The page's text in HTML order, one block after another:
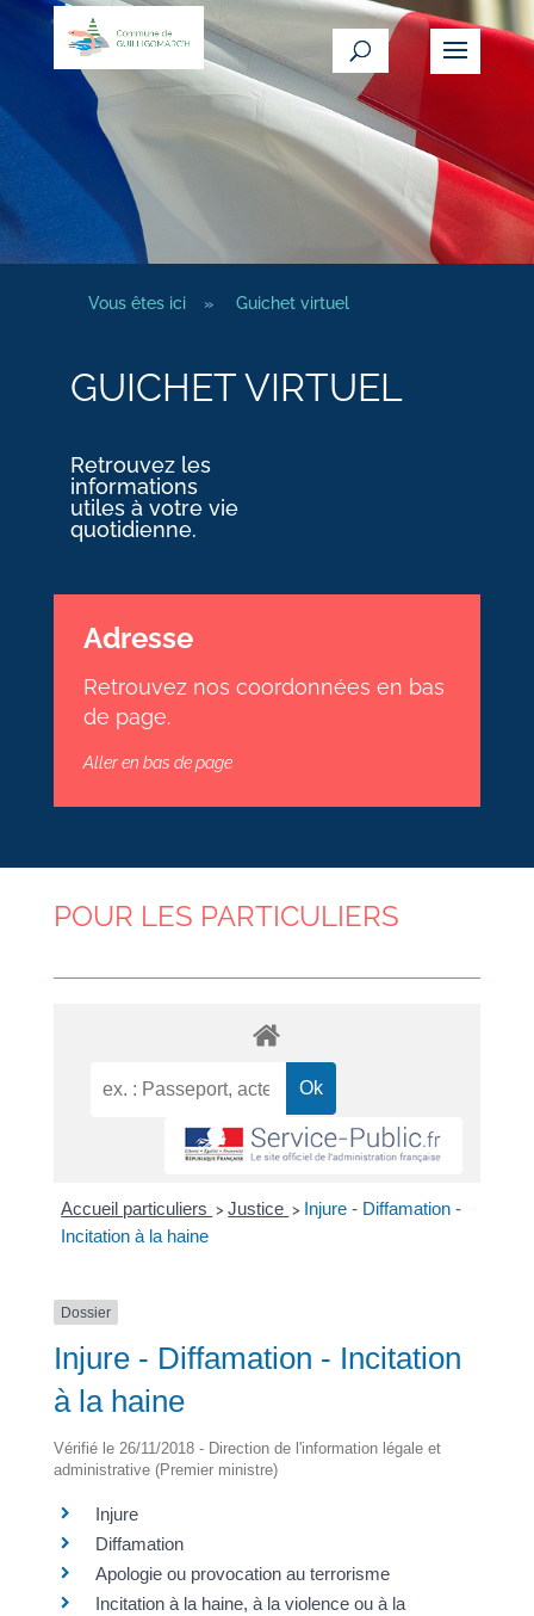
Vous êtes ici » Guichet virtuel
GUICHET VIRTUEL
Retrouvez les
informations
utiles à votre vie
quotidienne.
Adresse
Retrouvez nos coordonnées en bas
de page.
Aller en bas de page
POUR LES PARTICULIERS
Accueil particuliers > Justice > Injure - Diffamation -
Incitation à la haine
Dossier
Injure - Diffamation - Incitation
à la haine
Vérifié le 26/11/2018 - Direction de l'information légale et
administrative (Premier ministre)
Injure
Diffamation
Apologie ou provocation au terrorisme
Incitation à la haine, à la violence ou à la